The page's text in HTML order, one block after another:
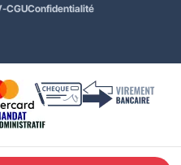
CGUConfidentialité